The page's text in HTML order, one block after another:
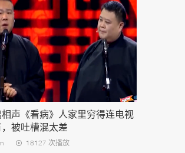
声《看病》人家里穷得连电视
被吐槽混太差
18127 次播放